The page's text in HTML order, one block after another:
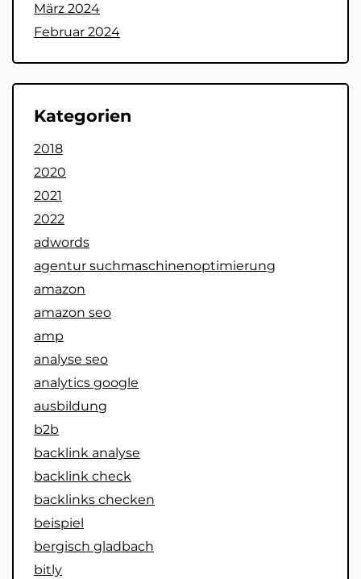
März 2024
Februar 2024
Kategorien
2018
2020
2021
2022
adwords
agentur suchmaschinenoptimierung
amazon
amazon seo
amp
analyse seo
analytics google
ausbildung
b2b
backlink analyse
backlink check
backlinks checken
beispiel
bergisch gladbach
bitly